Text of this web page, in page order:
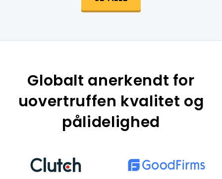
Globalt anerkendt for
uovertruffen kvalitet og
pålidelighed